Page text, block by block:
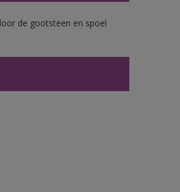
de gootsteen en spoel